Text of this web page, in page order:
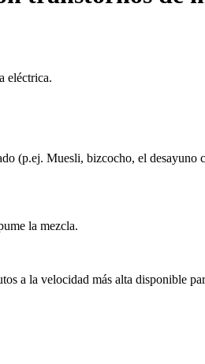
eléctrica.
(p.ej. Muesli, bizcocho, el desayuno
la mezcla.
a la velocidad más alta disponible